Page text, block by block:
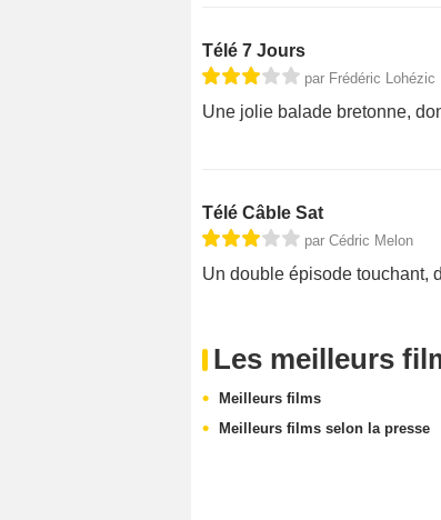
Télé 7 Jours
par Frédéric Lohézic
Une jolie balade bretonne,
Télé Câble Sat
par Cédric Melon
Un double épisode touchant,
Les meilleurs
Meilleurs films
Meilleurs films selon la presse